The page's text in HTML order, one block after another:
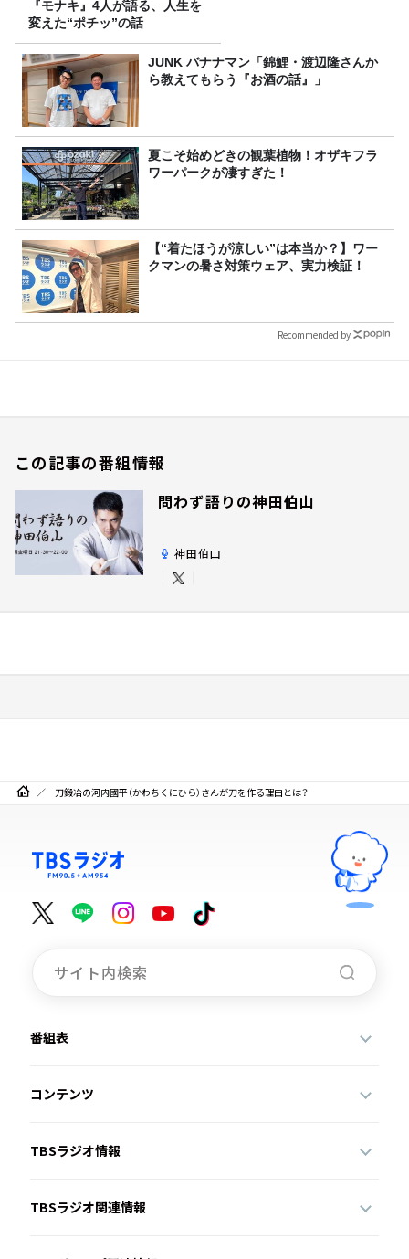
『モナキ』4人が語る、人生を
変えた“ポチッ”の話
JUNK バナナマン「錦鯉・渡辺隆さんか
ら教えてもらう『お酒の話』」
夏こそ始めどきの観葉植物！オザキフラ
ワーパークが凄すぎた！
【“着たほうが涼しい”は本当か？】ワー
クマンの暑さ対策ウェア、実力検証！
Recommended by
この記事の番組情報
問わず語りの神田伯山
神田伯山
刀鍛冶の河内國平（かわちくにひら）さんが刀を作る理由とは？
番組表
コンテンツ
TBSラジオ情報
TBSラジオ関連情報